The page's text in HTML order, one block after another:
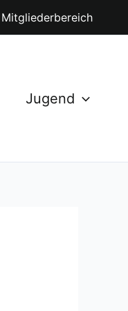
Mitgliederbereich
Jugend